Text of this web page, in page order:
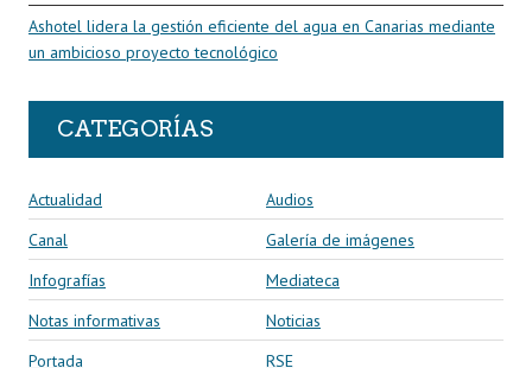
Ashotel lidera la gestión eficiente del agua en Canarias mediante
un ambicioso proyecto tecnológico
CATEGORÍAS
Actualidad
Audios
Canal
Galería de imágenes
Infografías
Mediateca
Notas informativas
Noticias
Portada
RSE